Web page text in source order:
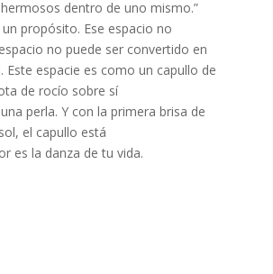
dentro de uno mismo.”
propósito. Ese espacio no
no puede ser convertido en
Este espacie es como un capullo de
de rocío sobre sí
perla. Y con la primera brisa de
el capullo está
es la danza de tu vida.